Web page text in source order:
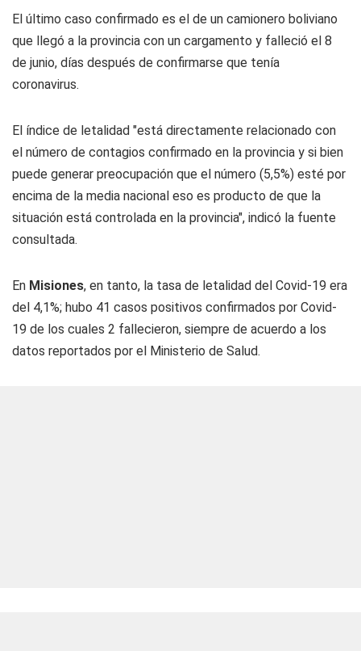
El último caso confirmado es el de un camionero boliviano
que llegó a la provincia con un cargamento y falleció el 8
de junio, días después de confirmarse que tenía
coronavirus.
El índice de letalidad "está directamente relacionado con
el número de contagios confirmado en la provincia y si bien
puede generar preocupación que el número (5,5%) esté por
encima de la media nacional eso es producto de que la
situación está controlada en la provincia", indicó la fuente
consultada.
En Misiones, en tanto, la tasa de letalidad del Covid-19 era
del 4,1%; hubo 41 casos positivos confirmados por Covid-
19 de los cuales 2 fallecieron, siempre de acuerdo a los
datos reportados por el Ministerio de Salud.